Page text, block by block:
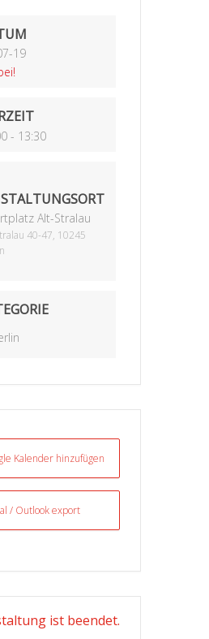
19
- 13:30
Alt-Stralau
40-47, 10245
Kalender hinzufügen
/ Outlook export
ist beendet.